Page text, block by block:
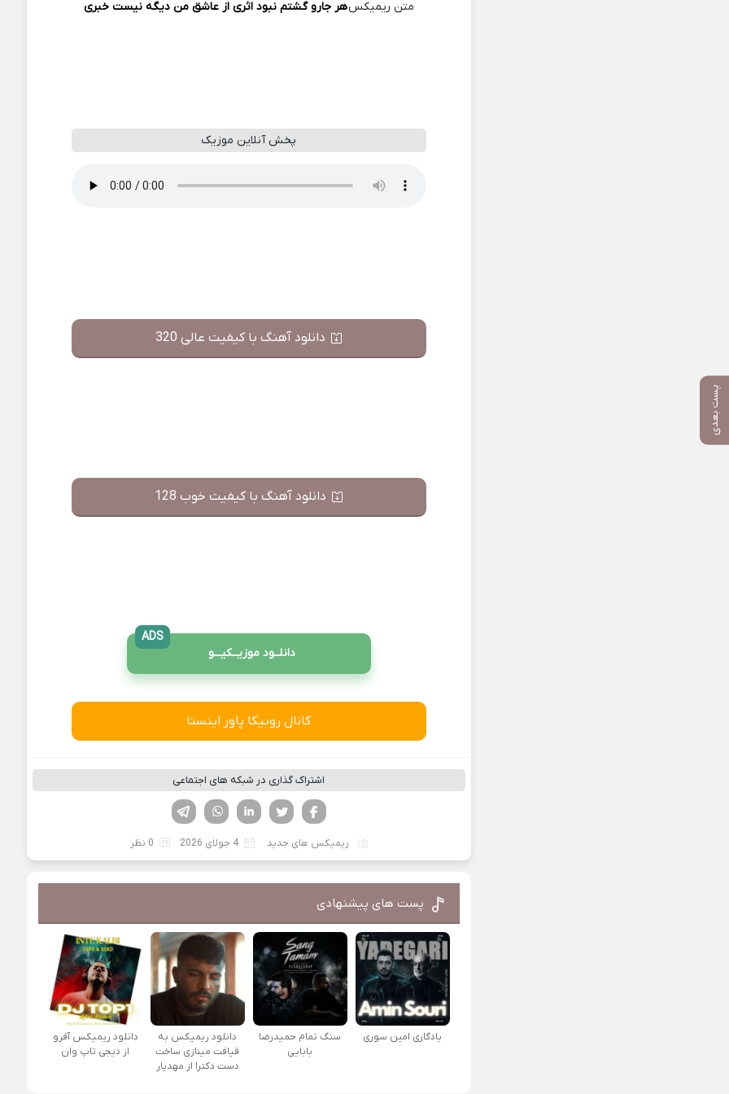
پست بعدی
متن ریمیکسهر جارو گشتم نبود اثری از عاشق من دیگه نیست خبری
پخش آنلاین موزیک
دانلود آهنگ با کیفیت عالی 320
دانلود آهنگ با کیفیت خوب 128
دانلــود موزیــکیـــو
ADS
کانال روبیکا پاور اینستا
اشتراک گذاری در شبکه های اجتماعی
لینکدین تویتر
فیسوک
ریمیکس های جدید 4 جولای 2026 0 نظر
پست های پیشنهادی
یادگاری امین سوری
سنگ تمام حمیدرضا
بابایی
دانلود ریمیکس به
قیافت مینازی ساخت
دست دکترا از مهدیار
دانلود ریمیکس آفرو
از ديجی تاپ وان